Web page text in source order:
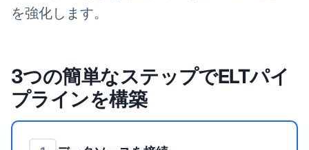
を強化します。
3つの簡単なステップでELTパイ
プラインを構築